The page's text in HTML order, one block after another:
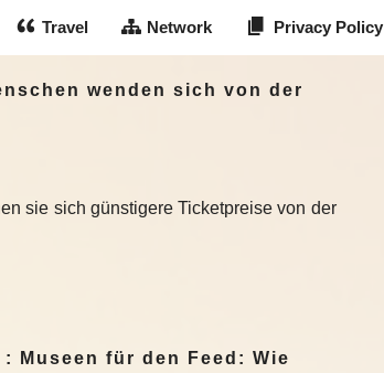
Travel Network Privacy Policy
wenden sich von der
sie sich günstigere Ticketpreise von der
Museen für den Feed: Wie